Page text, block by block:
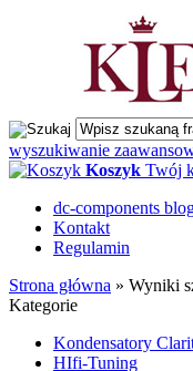
wyszukiwanie
Koszyk Twój
dc-components
Kontakt
Regulamin
Strona główna » Wyniki
Kategorie
Kondensatory
HIfi-Tuning